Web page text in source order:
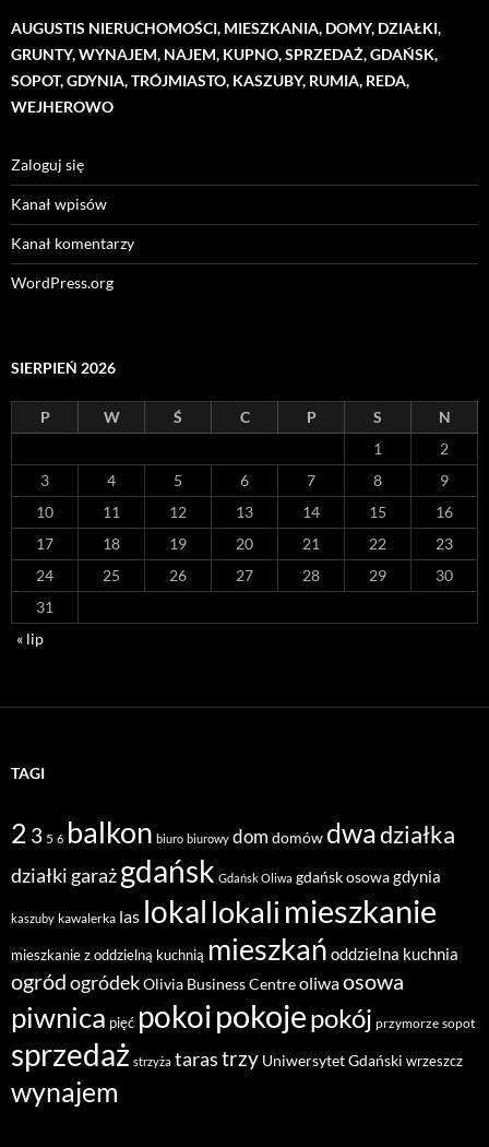
AUGUSTIS NIERUCHOMOŚCI, MIESZKANIA, DOMY, DZIAŁKI,
GRUNTY, WYNAJEM, NAJEM, KUPNO, SPRZEDAŻ, GDAŃSK,
SOPOT, GDYNIA, TRÓJMIASTO, KASZUBY, RUMIA, REDA,
WEJHEROWO
Zaloguj się
Kanał wpisów
Kanał komentarzy
WordPress.org
SIERPIEŃ 2026
P W Ś C P S
N
1
2
3
4 5 6 7 8
9
10
11 12 13 14 15
16
17
18 19 20 21 22
23
24
25 26 27 28 29
30
31
« lip
TAGI
2 3 5 6 balkon biuro biurowy dom domów dwadziałka
działki garażgdańsk Gdańsk Oliwa gdańsk osowagdynia
kaszuby kawalerka las lokal lokalimieszkanie
mieszkanie z oddzielną kuchnią mieszkań oddzielna kuchnia
ogródogródekOlivia Business Centreoliwaosowa
piwnica pięć pokoipokojepokój przymorze sopot
sprzedaż strzyża tarastrzy Uniwersytet Gdański wrzeszcz
wynajem